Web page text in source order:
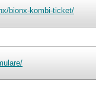
bionx-kombi-ticket/